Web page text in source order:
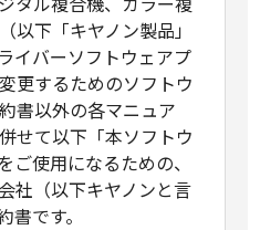
以下「キヤノン製品」
イバーソフトウェアプ
更するためのソフトウ
書以外の各マニュア
せて以下「本ソフトウ
ご使用になるための、
社（以下キヤノンと言
です。